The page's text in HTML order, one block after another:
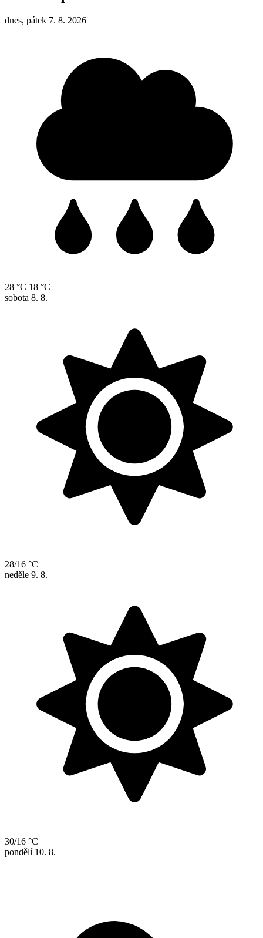
dnes, pátek 7. 8. 2026
28 °C 18 °C
sobota 8. 8.
28/16 °C
neděle 9. 8.
30/16 °C
pondělí 10. 8.